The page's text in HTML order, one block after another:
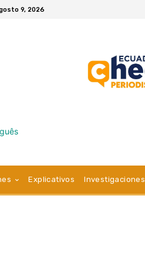
9, 2026
Explicativos Investigaciones